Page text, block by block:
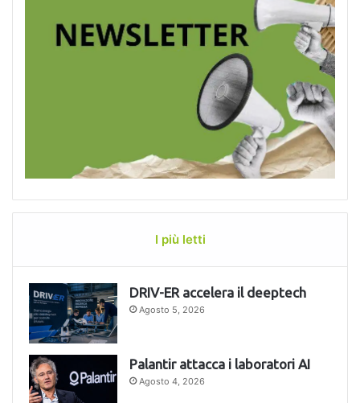
I più letti
DRIV-ER accelera il deeptech
Agosto 5, 2026
Palantir attacca i laboratori AI
Agosto 4, 2026